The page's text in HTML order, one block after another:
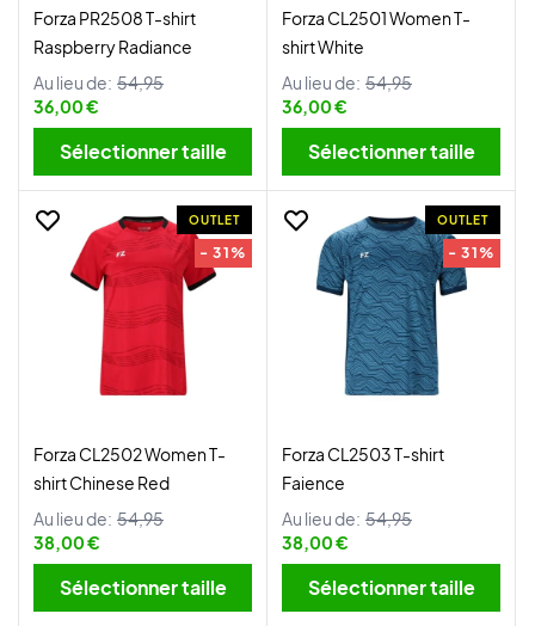
Forza PR2508 T-shirt
Raspberry Radiance
Au lieu de: 54,95
36,00 €
Sélectionner taille
Forza CL2501 Women T-
shirt White
Au lieu de: 54,95
36,00 €
Sélectionner taille
OUTLET
- 31%
Forza CL2502 Women T-
shirt Chinese Red
Au lieu de: 54,95
38,00 €
Sélectionner taille
OUTLET
- 31%
Forza CL2503 T-shirt
Faience
Au lieu de: 54,95
38,00 €
Sélectionner taille